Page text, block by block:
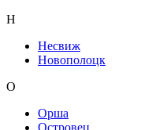
Н
Несвиж
Новополоцк
О
Орша
Островец